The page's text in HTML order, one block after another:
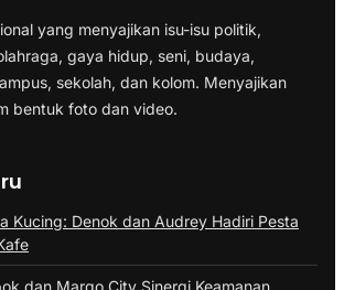
yang menyajikan isu-isu politik,
gaya hidup, seni, budaya,
sekolah, dan kolom. Menyajikan
bentuk foto dan video.
Kucing: Denok dan Audrey Hadiri Pesta
dan Margo City Sinergi Keamanan